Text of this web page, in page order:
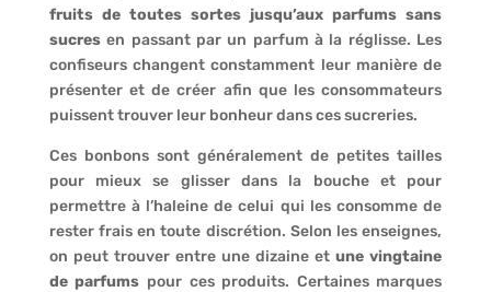
fruits de toutes sortes jusqu’aux parfums sans
sucresen passant par un parfum à la réglisse. Les
confiseurs changent constamment leur manière de
présenter et de créer afin que les consommateurs
puissent trouver leur bonheur dans ces sucreries.
Ces bonbons sont généralement de petites tailles
pour mieux se glisser dans la bouche et pour
permettre à l’haleine de celui qui les consomme de
rester frais en toute discrétion. Selon les enseignes,
on peut trouver entre une dizaine etune vingtaine
de parfums pour ces produits. Certaines marques